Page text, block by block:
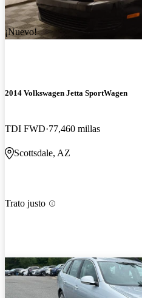
¡Nuevo!
2014 Volkswagen Jetta SportWagen
TDI FWD 77,460 millas
Scottsdale, AZ
Trato justo